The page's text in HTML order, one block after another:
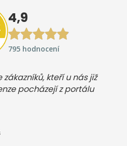
4,9
795 hodnocení
kteří u nás již
pocházejí z portálu